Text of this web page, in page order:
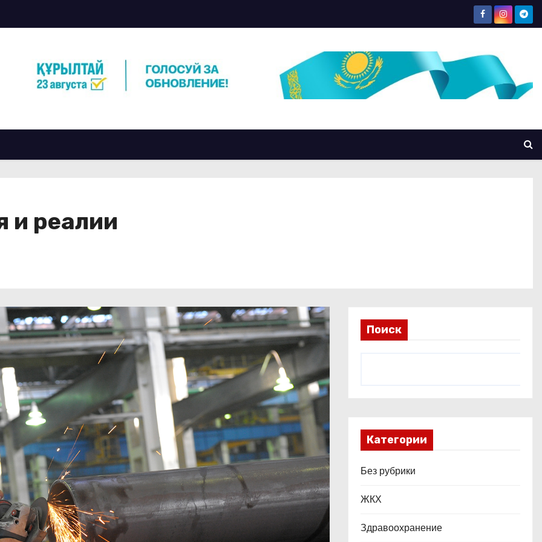
и реалии
Поиск
Категории
Без рубрики
ЖКХ
Здравоохранение